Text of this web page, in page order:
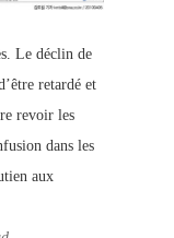
Le déclin de
retardé et
revoir les
dans les
aux